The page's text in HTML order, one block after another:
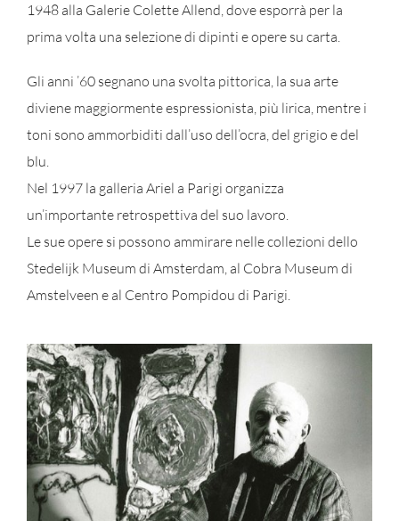
1948 alla Galerie Colette Allend, dove esporrà per la
prima volta una selezione di dipinti e opere su carta.
Gli anni ’60 segnano una svolta pittorica, la sua arte
diviene maggiormente espressionista, più lirica, mentre i
toni sono ammorbiditi dall’uso dell’ocra, del grigio e del
blu.
Nel 1997 la galleria Ariel a Parigi organizza
un’importante retrospettiva del suo lavoro.
Le sue opere si possono ammirare nelle collezioni dello
Stedelijk Museum di Amsterdam, al Cobra Museum di
Amstelveen e al Centro Pompidou di Parigi.